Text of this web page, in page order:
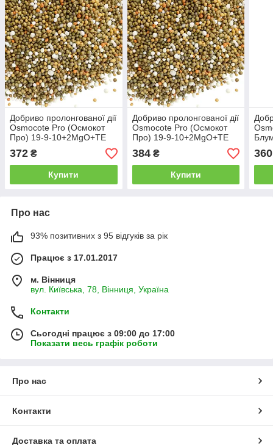
Добриво пролонгованої дії
Osmocote Pro (Осмокот
Про) 19-9-10+2MgO+TE
(3-4M) 1 кг
372 ₴
Купити
Добриво пролонгованої дії
Osmocote Pro (Осмокот
Про) 19-9-10+2MgO+TE
(5-6M) 1 кг
384₴
Купити
(2-
360
Про нас
93% позитивних з 95 відгуків за рік
Працює з 17.01.2017
м. Вінниця
вул. Київська, 78, Вінниця, Україна
Контакти
Сьогодні працює з 09:00 до 17:00
Показати весь графік роботи
Про нас
Контакти
Доставка та оплата